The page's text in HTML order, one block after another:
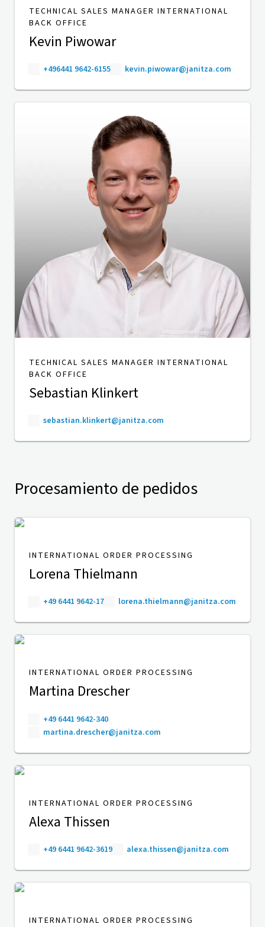
TECHNICAL SALES MANAGER INTERNATIONAL
BACK OFFICE
Kevin Piwowar
+496441 9642-6155 kevin.piwowar@janitza.com
TECHNICAL SALES MANAGER INTERNATIONAL
BACK OFFICE
Sebastian Klinkert
sebastian.klinkert@janitza.com
Procesamiento de pedidos
INTERNATIONAL ORDER PROCESSING
Lorena Thielmann
+49 6441 9642-17 lorena.thielmann@janitza.com
INTERNATIONAL ORDER PROCESSING
Martina Drescher
+49 6441 9642-340
martina.drescher@janitza.com
INTERNATIONAL ORDER PROCESSING
Alexa Thissen
+49 6441 9642-3619 alexa.thissen@janitza.com
INTERNATIONAL ORDER PROCESSING